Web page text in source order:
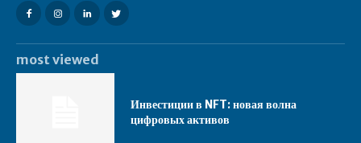
most viewed
Инвестиции в NFT: новая волна
цифровых активов